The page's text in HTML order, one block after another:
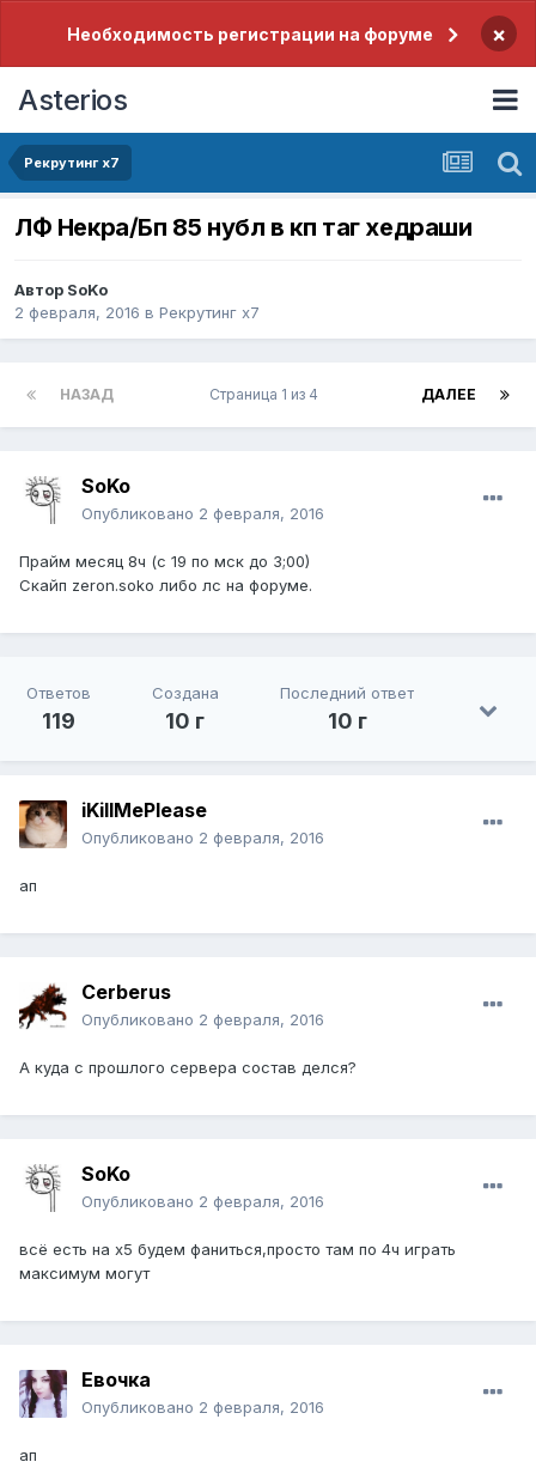
Необходимость регистрации на форуме ×
Asterios
Рекрутинг x7
ЛФ Некра/Бп 85 нубл в кп таг хедраши
Автор SoKo
2 февраля, 2016 в Рекрутинг x7
НАЗАД ДАЛЕЕ
Страница 1 из 4
SoKo
Опубликовано 2 февраля, 2016
Прайм месяц 8ч (с 19 по мск до 3;00)
Скайп zeron.soko либо лс на форуме.
Ответов
119
Создана
10 г
Последний ответ
10 г
iKillMePlease
Опубликовано 2 февраля, 2016
ап
Сerberus
Опубликовано 2 февраля, 2016
А куда с прошлого сервера состав делся?
SoKo
Опубликовано 2 февраля, 2016
всё есть на х5 будем фаниться,просто там по 4ч играть
максимум могут
Евочка
Опубликовано 2 февраля, 2016
ап